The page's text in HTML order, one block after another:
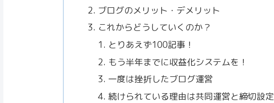
ブログのメリット・デメリット
これからどうしていくのか？
とりあえず100記事！
もう半年までに収益化システムを！
一度は挫折したブログ運営
続けられている理由は共同運営と締切設定